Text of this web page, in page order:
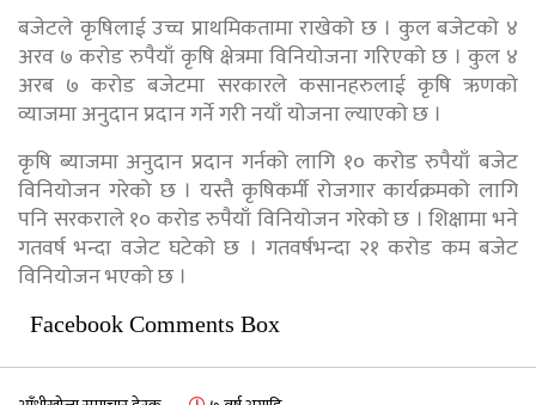
बजेटले कृषिलाई उच्च प्राथमिकतामा राखेको छ । कुल बजेटको ४
अरव ७ करोड रुपैयाँ कृषि क्षेत्रमा विनियोजना गरिएको छ । कुल ४
अरब ७ करोड बजेटमा सरकारले कसानहरुलाई कृषि ऋणको
व्याजमा अनुदान प्रदान गर्ने गरी नयाँ योजना ल्याएको छ ।
कृषि ब्याजमा अनुदान प्रदान गर्नको लागि १० करोड रुपैयाँ बजेट
विनियोजन गरेको छ । यस्तै कृषिकर्मी रोजगार कार्यक्रमको लागि
पनि सरकराले १० करोड रुपैयाँ विनियोजन गरेको छ । शिक्षामा भने
गतवर्ष भन्दा वजेट घटेको छ । गतवर्षभन्दा २१ करोड कम बजेट
विनियोजन भएको छ ।
Facebook Comments Box